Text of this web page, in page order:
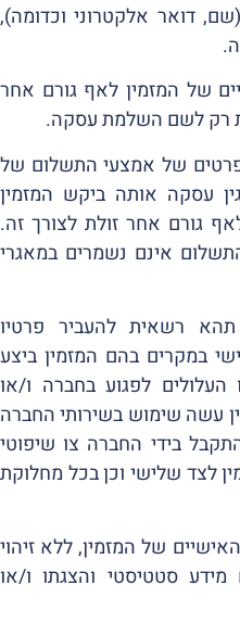
דואר אלקטרוני וכדומה),
של המזמין לאף גורם אחר
רק לשם השלמת עסקה.
של אמצעי התשלום של
עסקה אותה ביקש המזמין
גורם אחר זולת לצורך זה.
אינם נשמרים במאגרי
רשאית להעביר פרטיו
במקרים בהם המזמין ביצע
לפגוע בחברה ו/או
עשה שימוש בשירותי החברה
בידי החברה צו שיפוטי
לצד שלישי וכן בכל מחלוקת
של המזמין, ללא זיהוי
מידע סטטיסטי והצגתו ו/או